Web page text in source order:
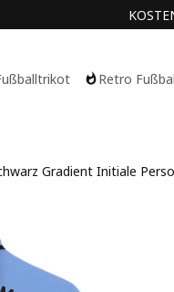
Retro
Gradient Initiale